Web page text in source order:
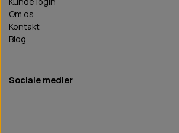
Om os
Kontakt
Blog
Sociale medier